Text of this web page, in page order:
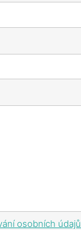
osobních údajů